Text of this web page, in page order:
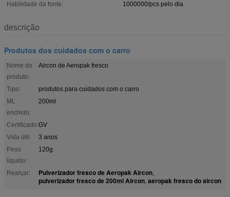
Habilidade da fonte:
1000000/pcs pelo dia
descrição
Produtos dos cuidados com o carro
Nome do
produto:
Aircon de Aeropak fresco
Tipo:
produtos para cuidados com o carro
ML
enchido:
200ml
Certificado:GV
Vida útil:
3 anos
Peso
líquido:
120g
Realçar: Pulverizador fresco de Aeropak Aircon,
pulverizador fresco de 200ml Aircon, aeropak fresco do aircon